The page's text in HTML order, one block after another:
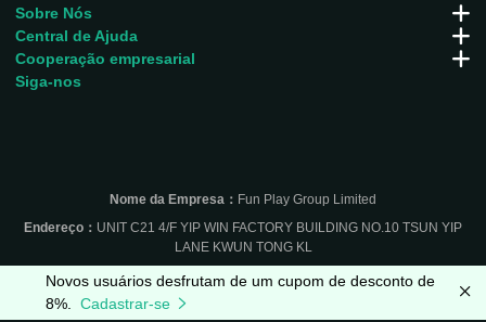
Novos usuários desfrutam de um cupom de desconto de
8%.
Cadastrar-se
Sobre Nós
Central de Ajuda
Cooperação empresarial
Siga-nos
Nome da Empresa： Fun Play Group Limited
Endereço： UNIT C21 4/F YIP WIN FACTORY BUILDING NO.10 TSUN YIP
LANE KWUN TONG KL